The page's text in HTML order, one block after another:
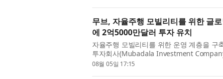
무브, 자율주행 모빌리티를 위한 글
에 2억5000만달러 투자 유치
자율주행 모빌리티를 위한 운영 계층을
투자회사(Mubadala Investment
털(Woven Capital)과 아이온 퍼시픽(Ion
08월 05일 17:15